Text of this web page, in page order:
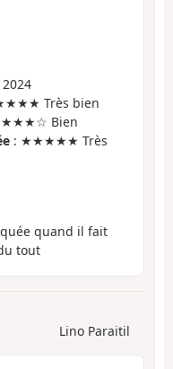
Très bien
Bien
: ★★★★★ Très
quand il fait
tout
Lino Paraitil